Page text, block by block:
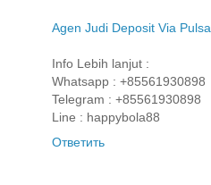
Agen Judi Deposit Via Pulsa
Info Lebih lanjut :
Whatsapp : +85561930898
Telegram : +85561930898
Line : happybola88
Ответить